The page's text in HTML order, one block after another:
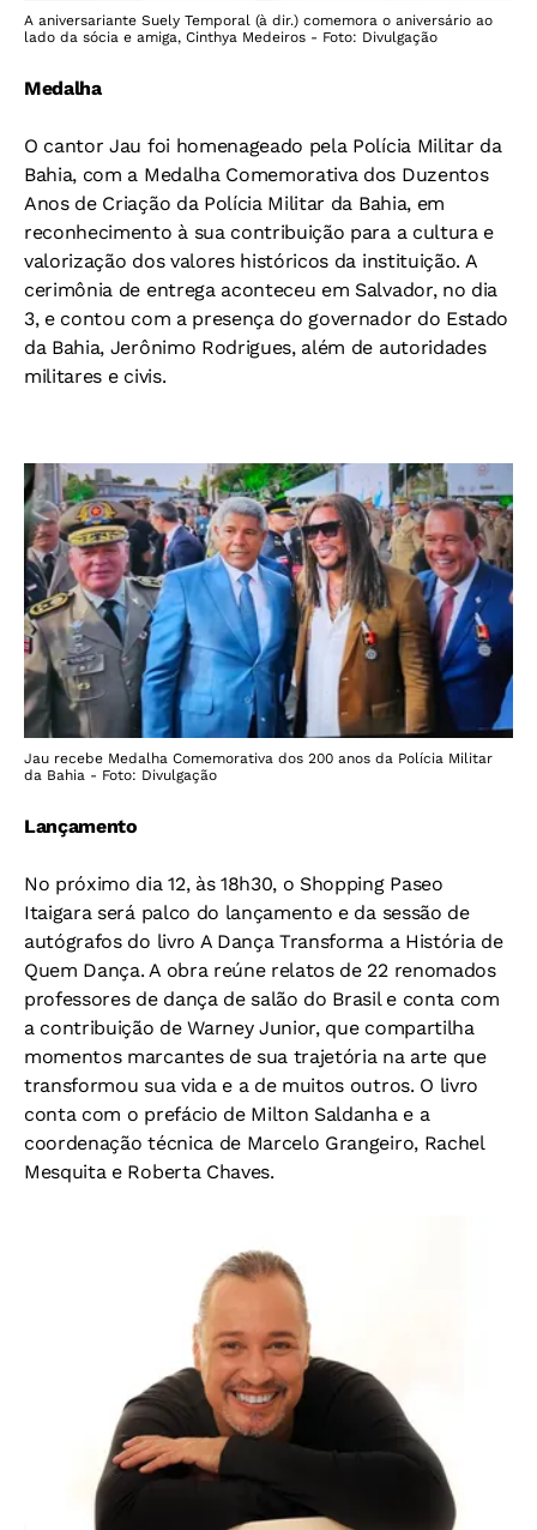
A aniversariante Suely Temporal (à dir.) comemora o aniversário ao
lado da sócia e amiga, Cinthya Medeiros - Foto: Divulgação
Medalha
O cantor Jau foi homenageado pela Polícia Militar da
Bahia, com a Medalha Comemorativa dos Duzentos
Anos de Criação da Polícia Militar da Bahia, em
reconhecimento à sua contribuição para a cultura e
valorização dos valores históricos da instituição. A
cerimônia de entrega aconteceu em Salvador, no dia
3, e contou com a presença do governador do Estado
da Bahia, Jerônimo Rodrigues, além de autoridades
militares e civis.
Jau recebe Medalha Comemorativa dos 200 anos da Polícia Militar
da Bahia - Foto: Divulgação
Lançamento
No próximo dia 12, às 18h30, o Shopping Paseo
Itaigara será palco do lançamento e da sessão de
autógrafos do livro A Dança Transforma a História de
Quem Dança. A obra reúne relatos de 22 renomados
professores de dança de salão do Brasil e conta com
a contribuição de Warney Junior, que compartilha
momentos marcantes de sua trajetória na arte que
transformou sua vida e a de muitos outros. O livro
conta com o prefácio de Milton Saldanha e a
coordenação técnica de Marcelo Grangeiro, Rachel
Mesquita e Roberta Chaves.